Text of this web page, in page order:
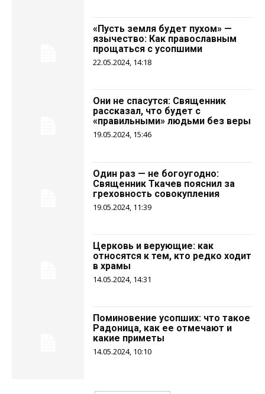
«Пусть земля будет пухом» —
язычество: Как православным
прощаться с усопшими
22.05.2024, 14:18
Они не спасутся: Священник
рассказал, что будет с
«правильными» людьми без веры
19.05.2024, 15:46
Один раз — не богоугодно:
Священник Ткачев пояснил за
греховность совокупления
19.05.2024, 11:39
Церковь и верующие: как
относятся к тем, кто редко ходит
в храмы
14.05.2024, 14:31
Поминовение усопших: что такое
Радоница, как ее отмечают и
какие приметы
14.05.2024, 10:10